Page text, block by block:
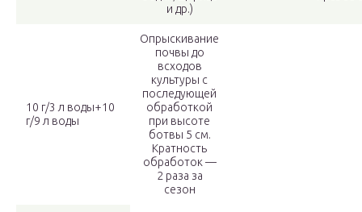
и др.)
10 г/3 л воды+10
г/9 л воды
Опрыскивание
почвы до
всходов
культуры с
последующей
обработкой
при высоте
ботвы 5 см.
Кратность
обработок —
2 раза за
сезон